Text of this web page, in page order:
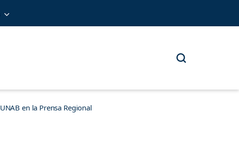
UNAB en la Prensa Regional